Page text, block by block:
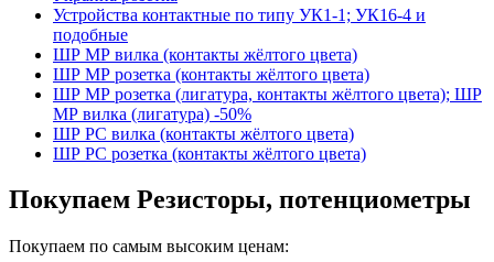
Устройства контактные по типу УК1-1; УК16-4 и
подобные
ШР МР вилка (контакты жёлтого цвета)
ШР МР розетка (контакты жёлтого цвета)
ШР МР розетка (лигатура, контакты жёлтого цвета); ШР
МР вилка (лигатура) -50%
ШР РС вилка (контакты жёлтого цвета)
ШР РС розетка (контакты жёлтого цвета)
Покупаем Резисторы, потенциометры
Покупаем по самым высоким ценам: